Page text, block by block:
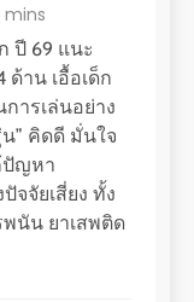
mins
ปี 69 แนะ
าน เอื้อเด็ก
การเล่นอย่าง
” คิดดี มั่นใจ
ญหา
จจัยเสี่ยง ทั้ง
พนัน ยาเสพติด